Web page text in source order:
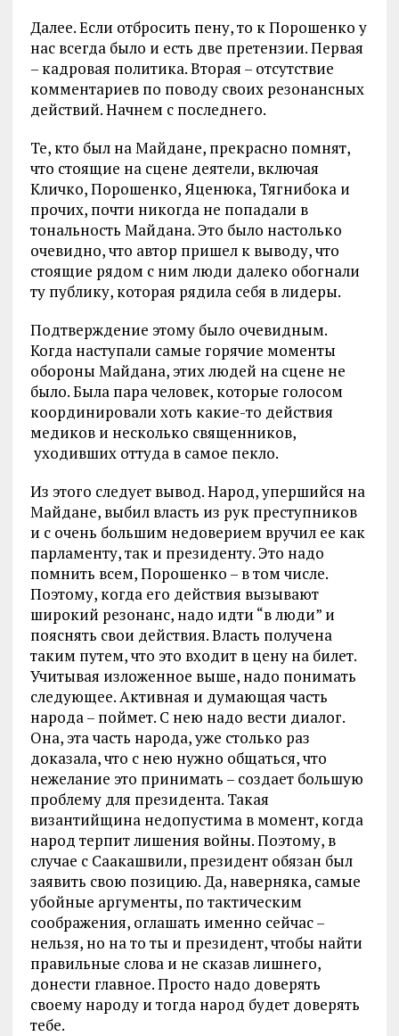
Далее. Если отбросить пену, то к Порошенко у
нас всегда было и есть две претензии. Первая
– кадровая политика. Вторая – отсутствие
комментариев по поводу своих резонансных
действий. Начнем с последнего.
Те, кто был на Майдане, прекрасно помнят,
что стоящие на сцене деятели, включая
Кличко, Порошенко, Яценюка, Тягнибока и
прочих, почти никогда не попадали в
тональность Майдана. Это было настолько
очевидно, что автор пришел к выводу, что
стоящие рядом с ним люди далеко обогнали
ту публику, которая рядила себя в лидеры.
Подтверждение этому было очевидным.
Когда наступали самые горячие моменты
обороны Майдана, этих людей на сцене не
было. Была пара человек, которые голосом
координировали хоть какие-то действия
медиков и несколько священников,
уходивших оттуда в самое пекло.
Из этого следует вывод. Народ, упершийся на
Майдане, выбил власть из рук преступников
и с очень большим недоверием вручил ее как
парламенту, так и президенту. Это надо
помнить всем, Порошенко – в том числе.
Поэтому, когда его действия вызывают
широкий резонанс, надо идти “в люди” и
пояснять свои действия. Власть получена
таким путем, что это входит в цену на билет.
Учитывая изложенное выше, надо понимать
следующее. Активная и думающая часть
народа – поймет. С нею надо вести диалог.
Она, эта часть народа, уже столько раз
доказала, что с нею нужно общаться, что
нежелание это принимать – создает большую
проблему для президента. Такая
византийщина недопустима в момент, когда
народ терпит лишения войны. Поэтому, в
случае с Саакашвили, президент обязан был
заявить свою позицию. Да, наверняка, самые
убойные аргументы, по тактическим
соображения, оглашать именно сейчас –
нельзя, но на то ты и президент, чтобы найти
правильные слова и не сказав лишнего,
донести главное. Просто надо доверять
своему народу и тогда народ будет доверять
тебе.